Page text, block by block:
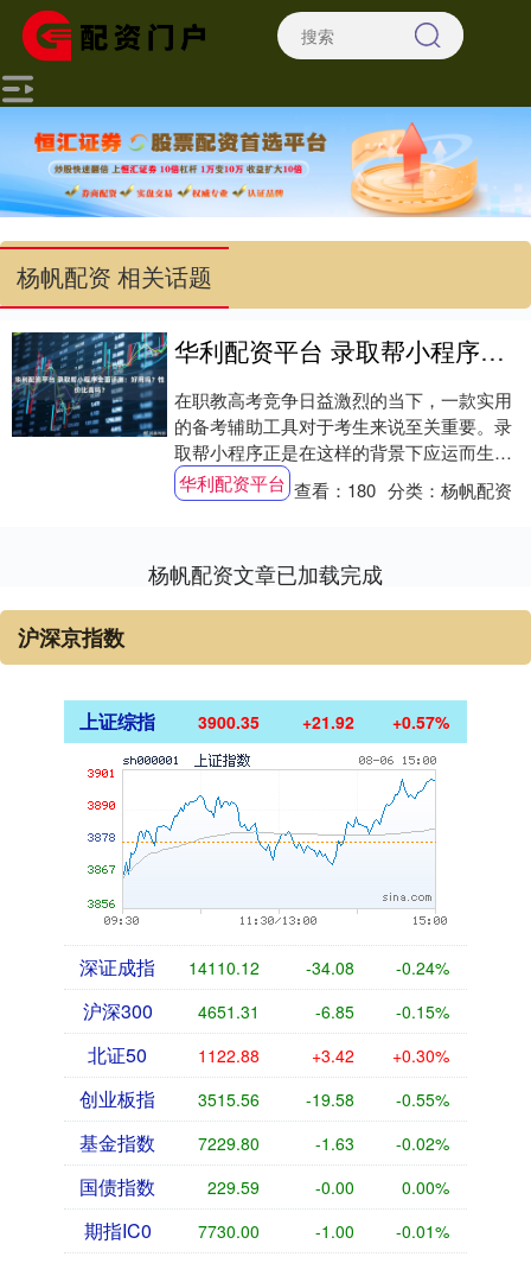
杨帆配资 相关话题
华利配资平台 录取帮小程序全面评测：好用吗？性价比高吗？
在职教高考竞争日益激烈的当下，一款实用
的备考辅助工具对于考生来说至关重要。录
取帮小程序正是在这样的背景下应运而生，
它是否真的好用？性价比如何？服务态度又
怎样？下....
华利配资平台 查看： 180 分类：杨帆配资
杨帆配资文章已加载完成
沪深京指数
上证综指 3900.35 +21.92 +0.57%
深证成指 14110.12 -34.08 -0.24%
沪深300 4651.31 -6.85 -0.15%
北证50 1122.88 +3.42 +0.30%
创业板指 3515.56 -19.58 -0.55%
基金指数 7229.80 -1.63 -0.02%
国债指数 229.59 -0.00 0.00%
期指IC0 7730.00 -1.00 -0.01%